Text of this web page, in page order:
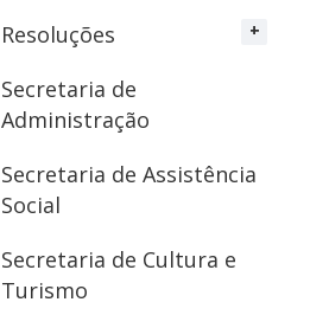
Resoluções
Secretaria de
Administração
Secretaria de Assistência
Social
Secretaria de Cultura e
Turismo